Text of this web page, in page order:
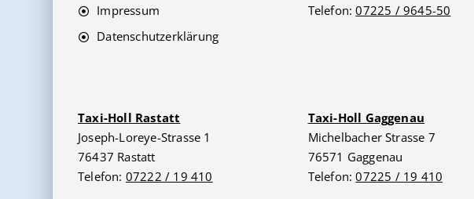
Impressum
Datenschutzerklärung
Telefon:07225 / 9645-50
Taxi-Holl Rastatt
Joseph-Loreye-Strasse 1
76437 Rastatt
Telefon: 07222 / 19 410
Taxi-Holl Gaggenau
Michelbacher Strasse 7
76571 Gaggenau
Telefon:07225 / 19 410